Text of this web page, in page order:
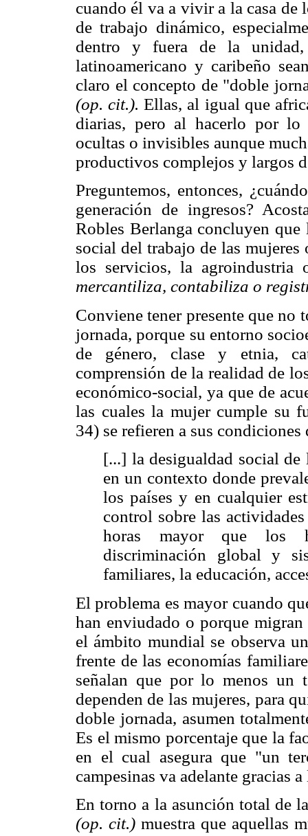
cuando él va a vivir a la casa
de trabajo dinámico,
dentro y fuera de la
latinoamericano y caribeño
claro el concepto de "doble
(op. cit.). Ellas, al igual que
diarias, pero al hacerlo por lo
ocultas o invisibles aunque
productivos complejos y largos
Preguntemos, entonces,
generación de ingresos?
Robles Berlanga concluyen
social del trabajo de las mujeres
los servicios, la agroindustria
mercantiliza, contabiliza o
Conviene tener presente que no
jornada, porque su entorno
de género, clase y etnia,
comprensión de la realidad de
económico-social, ya que de
las cuales la mujer cumple su
34) se refieren a sus
[...] la desigualdad social de
en un contexto donde
los países y en cualquier
control sobre las
horas mayor que los
discriminación global y
familiares, la educación,
El problema es mayor cuando
han enviudado o porque migran
el ámbito mundial se observa
frente de las economías
señalan que por lo menos un
dependen de las mujeres, para
doble jornada, asumen
Es el mismo porcentaje que la
en el cual asegura que "un
campesinas va adelante gracias
En torno a la asunción total de
(op. cit.) muestra que aquellas